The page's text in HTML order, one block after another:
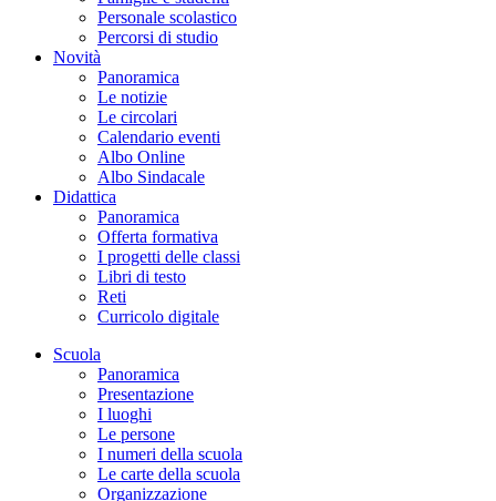
Personale scolastico
Percorsi di studio
Novità
Panoramica
Le notizie
Le circolari
Calendario eventi
Albo Online
Albo Sindacale
Didattica
Panoramica
Offerta formativa
I progetti delle classi
Libri di testo
Reti
Curricolo digitale
Scuola
Panoramica
Presentazione
I luoghi
Le persone
I numeri della scuola
Le carte della scuola
Organizzazione